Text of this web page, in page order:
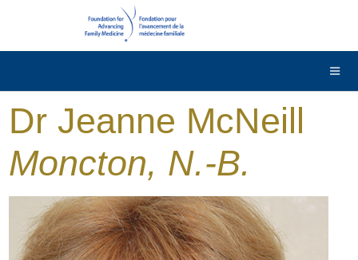
English
Dr Jeanne McNeill
Moncton, N.-B.